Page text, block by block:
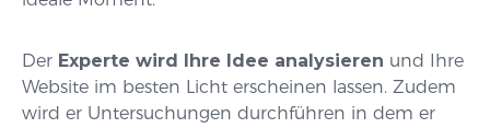
Der Experte wird Ihre Idee analysieren und Ihre
Website im besten Licht erscheinen lassen. Zudem
wird er Untersuchungen durchführen in dem er